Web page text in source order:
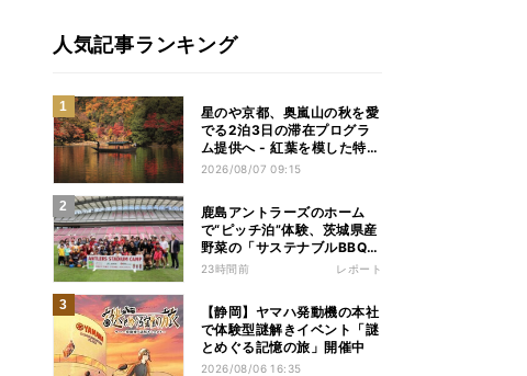
人気記事ランキング
星のや京都、奥嵐山の秋を愛
でる2泊3日の滞在プログラ
ム提供へ - 紅葉を模した特別
料理、舟遊び、オオモミジの
2026/08/07 09:15
鹿島アントラーズのホーム
で“ピッチ泊”体験、茨城県産
野菜の「サステナブルBBQ」
も楽しむ特別キャンプ
23時間前 レポート
【静岡】ヤマハ発動機の本社
で体験型謎解きイベント「謎
とめぐる記憶の旅」開催中
2026/08/06 16:35